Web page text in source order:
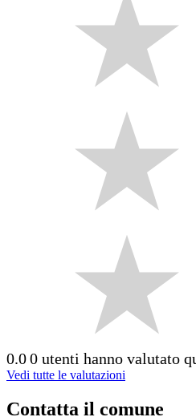
0.00 utenti hanno valutato
Vedi tutte le valutazioni
Contatta il comune